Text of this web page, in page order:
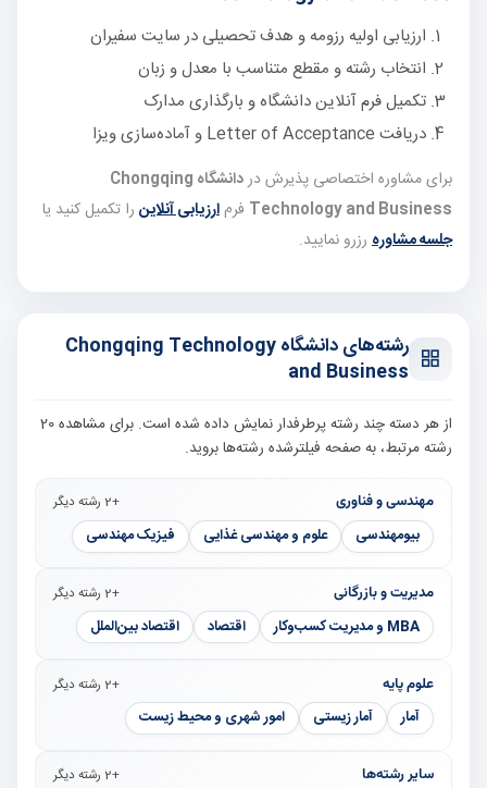
ارزیابی اولیه رزومه و هدف تحصیلی در سایت سفیران
انتخاب رشته و مقطع متناسب با معدل و زبان
تکمیل فرم آنلاین دانشگاه و بارگذاری مدارک
دریافت Letter of Acceptance و آماده‌سازی ویزا
برای مشاوره اختصاصی پذیرش در
دانشگاه Chongqing
Technology and Business فرم ارزیابی آنلاین را تکمیل کنید یا
جلسه مشاوره رزرو نمایید.
رشته‌های دانشگاه Chongqing Technology
and Business
از هر دسته چند رشته پرطرفدار نمایش داده شده است. برای مشاهده 20
رشته مرتبط، به صفحه فیلترشده رشته‌ها بروید.
مهندسی و فناوری +2 رشته دیگر
بیومهندسی علوم و مهندسی غذایی فیزیک مهندسی
مدیریت و بازرگانی +2 رشته دیگر
MBA و مدیریت کسب‌وکار اقتصاد اقتصاد بین‌الملل
علوم پایه +2 رشته دیگر
آمار آمار زیستی امور شهری و محیط زیست
سایر رشته‌ها +2 رشته دیگر